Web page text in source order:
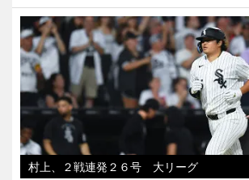
村上、２戦連発２６号 大リーグ